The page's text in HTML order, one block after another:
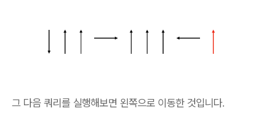
그 다음 쿼리를 실행해보면 왼쪽으로 이동한 것입니다.